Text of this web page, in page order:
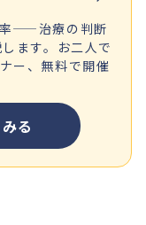
率——治療の判断
ます。お二人で
ー、無料で開催
る